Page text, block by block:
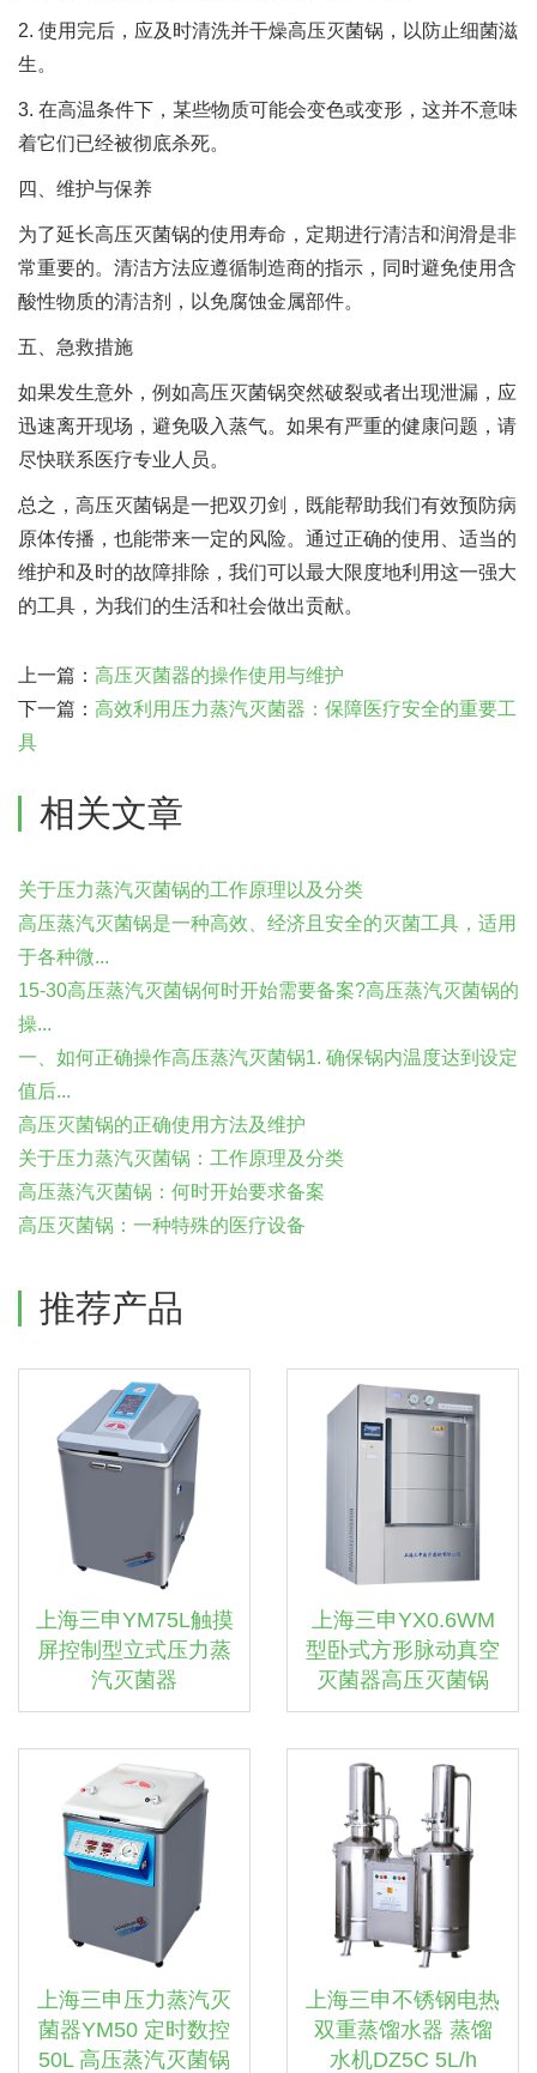
2. 使用完后，应及时清洗并干燥高压灭菌锅，以防止细菌滋
生。
3. 在高温条件下，某些物质可能会变色或变形，这并不意味
着它们已经被彻底杀死。
四、维护与保养
为了延长高压灭菌锅的使用寿命，定期进行清洁和润滑是非
常重要的。清洁方法应遵循制造商的指示，同时避免使用含
酸性物质的清洁剂，以免腐蚀金属部件。
五、急救措施
如果发生意外，例如高压灭菌锅突然破裂或者出现泄漏，应
迅速离开现场，避免吸入蒸气。如果有严重的健康问题，请
尽快联系医疗专业人员。
总之，高压灭菌锅是一把双刃剑，既能帮助我们有效预防病
原体传播，也能带来一定的风险。通过正确的使用、适当的
维护和及时的故障排除，我们可以最大限度地利用这一强大
的工具，为我们的生活和社会做出贡献。
上一篇： 高压灭菌器的操作使用与维护
下一篇： 高效利用压力蒸汽灭菌器：保障医疗安全的重要工
具
相关文章
关于压力蒸汽灭菌锅的工作原理以及分类
高压蒸汽灭菌锅是一种高效、经济且安全的灭菌工具，适用
于各种微...
15-30高压蒸汽灭菌锅何时开始需要备案?高压蒸汽灭菌锅的
操...
一、如何正确操作高压蒸汽灭菌锅1. 确保锅内温度达到设定
值后...
高压灭菌锅的正确使用方法及维护
关于压力蒸汽灭菌锅：工作原理及分类
高压蒸汽灭菌锅：何时开始要求备案
高压灭菌锅：一种特殊的医疗设备
推荐产品
上海三申YM75L触摸
屏控制型立式压力蒸
汽灭菌器
上海三申YX0.6WM
型卧式方形脉动真空
灭菌器高压灭菌锅
上海三申压力蒸汽灭
菌器YM50 定时数控
50L 高压蒸汽灭菌锅
上海三申不锈钢电热
双重蒸馏水器 蒸馏
水机DZ5C 5L/h